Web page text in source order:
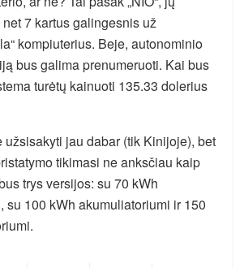
7 kartus galingesnis už
kompiuterius. Beje, autonominio
bus galima prenumeruoti. Kai bus
turėtų kainuoti 135.33 dolerius
užsisakyti jau dabar (tik Kinijoje), bet
tikimasi ne anksčiau kaip
trys versijos: su 70 kWh
su 100 kWh akumuliatoriumi ir 150